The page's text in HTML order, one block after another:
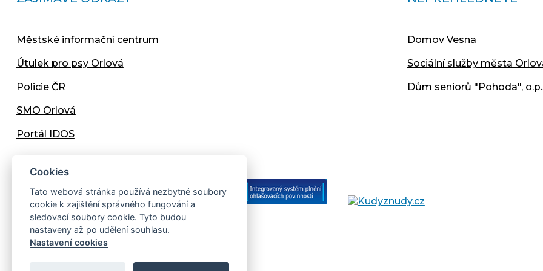
Městské informační centrum
Útulek pro psy Orlová
Policie ČR
SMO Orlová
Portál IDOS
Domov Vesna
Sociální služby města
Dům seniorů "Pohoda",
Copyright © 2013 - 2026 Městský úřad Orlová
Cookies
Tato webová stránka používá nezbytné soubory
cookie k zajištění správného fungování a
sledovací soubory cookie. Tyto budou
nastaveny až po udělení souhlasu.
Nastavení cookies